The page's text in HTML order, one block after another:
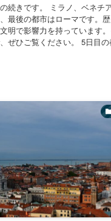
続きです。 ミラノ、ベネチ
最後の都市はローマです。
明で影響力を持っています
ぜひご覧ください。 5日目の